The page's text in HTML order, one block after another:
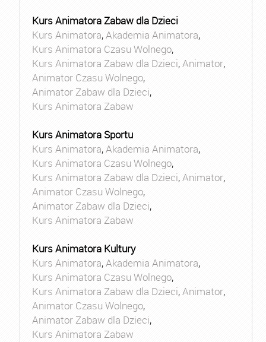
Kurs Animatora Zabaw dla Dzieci
Kurs Animatora,Akademia Animatora,
Kurs Animatora Czasu Wolnego,
Kurs Animatora Zabaw dla Dzieci,Animator,
Animator Czasu Wolnego,
Animator Zabaw dla Dzieci,
Kurs Animatora Zabaw
Kurs Animatora Sportu
Kurs Animatora,Akademia Animatora,
Kurs Animatora Czasu Wolnego,
Kurs Animatora Zabaw dla Dzieci,Animator,
Animator Czasu Wolnego,
Animator Zabaw dla Dzieci,
Kurs Animatora Zabaw
Kurs Animatora Kultury
Kurs Animatora,Akademia Animatora,
Kurs Animatora Czasu Wolnego,
Kurs Animatora Zabaw dla Dzieci,Animator,
Animator Czasu Wolnego,
Animator Zabaw dla Dzieci,
Kurs Animatora Zabaw